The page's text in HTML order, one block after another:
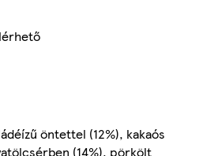
öntettel (12%), kakaós
(14%), pörkölt